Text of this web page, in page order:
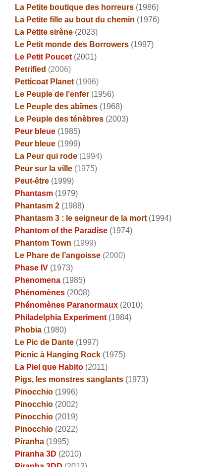
La Petite boutique des horreurs (1986)
La Petite fille au bout du chemin (1976)
La Petite sirène (2023)
Le Petit monde des Borrowers (1997)
Le Petit Poucet (2001)
Petrified (2006)
Petticoat Planet (1996)
Le Peuple de l’enfer (1956)
Le Peuple des abîmes (1968)
Le Peuple des ténèbres (2003)
Peur bleue (1985)
Peur bleue (1999)
La Peur qui rode (1994)
Peur sur la ville (1975)
Peut-être (1999)
Phantasm (1979)
Phantasm 2 (1988)
Phantasm 3 : le seigneur de la mort (1994)
Phantom of the Paradise (1974)
Phantom Town (1999)
Le Phare de l’angoisse (2000)
Phase IV (1973)
Phenomena (1985)
Phénomènes (2008)
Phénomènes Paranormaux (2010)
Philadelphia Experiment (1984)
Phobia (1980)
Le Pic de Dante (1997)
Picnic à Hanging Rock (1975)
La Piel que Habito (2011)
Pigs, les monstres sanglants (1973)
Pinocchio (1996)
Pinocchio (2002)
Pinocchio (2019)
Pinocchio (2022)
Piranha (1995)
Piranha 3D (2010)